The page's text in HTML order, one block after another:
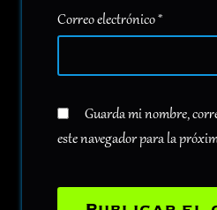
Correo electrónico*
Guarda mi nombre,
este navegador para la